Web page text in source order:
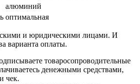
алюминий
оптимальная
и юридическими лицами. И
варианта оплаты.
товаросопроводительные
денежными средствами,
чек.